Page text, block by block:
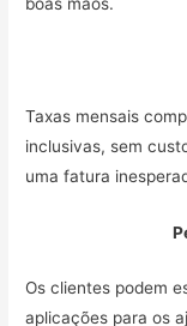
Taxas mensais
inclusivas, sem
uma fatura
Os clientes podem
aplicações para os